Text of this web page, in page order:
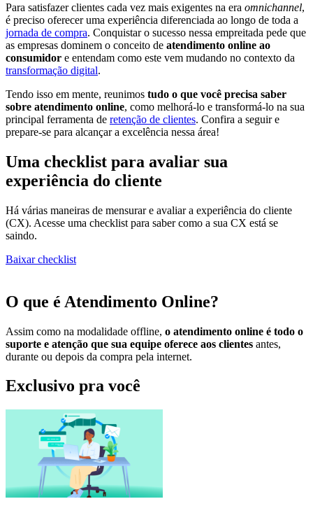
Para satisfazer clientes cada vez mais exigentes na era omnichannel,
é preciso oferecer uma experiência diferenciada ao longo de toda a
jornada de compra. Conquistar o sucesso nessa empreitada pede que
as empresas dominem o conceito de atendimento online ao
consumidor e entendam como este vem mudando no contexto da
transformação digital.
Tendo isso em mente, reunimos tudo o que você precisa saber
sobre atendimento online, como melhorá-lo e transformá-lo na sua
principal ferramenta de retenção de clientes. Confira a seguir e
prepare-se para alcançar a excelência nessa área!
Uma checklist para avaliar sua
experiência do cliente
Há várias maneiras de mensurar e avaliar a experiência do cliente
(CX). Acesse uma checklist para saber como a sua CX está se
saindo.
Baixar checklist
O que é Atendimento Online?
Assim como na modalidade offline, o atendimento online é todo o
suporte e atenção que sua equipe oferece aos clientes antes,
durante ou depois da compra pela internet.
Exclusivo pra você